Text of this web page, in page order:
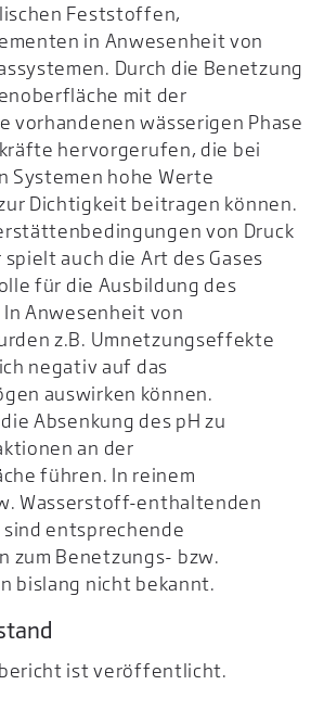
Feststoffen,
in Anwesenheit von
Durch die Benetzung
mit der
vorhandenen wässerigen Phase
hervorgerufen, die bei
Systemen hohe Werte
Dichtigkeit beitragen können.
von Druck
auch die Art des Gases
für die Ausbildung des
In Anwesenheit von
z.B. Umnetzungseffekte
negativ auf das
auswirken können.
Absenkung des pH zu
an der
führen. In reinem
Wasserstoff-enthaltenden
sind entsprechende
zum Benetzungs- bzw.
bislang nicht bekannt.
ist veröffentlicht.